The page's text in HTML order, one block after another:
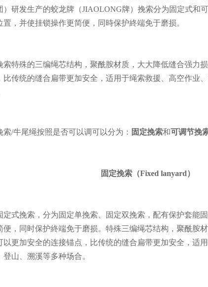
）研发生产的蛟龙牌（JIAOLONG牌）挽索分为固定式和
置，并使挂锁操作更简便，同時保护終端免于磨损。
殊的三编绳芯结构，聚酰胺材质，大大降低缝合强力
比传统的缝合扁带更加安全，适用于绳索救援、高空作业
牛尾绳按照是否可以调可以分为： 固定挽索和可调节挽
固定挽索（Fixed lanyard）
挽索，分为固定单挽索、固定双挽索，配有保护套能
便，同时保护終端免于磨损。特殊三编绳芯结构，聚酰胺
以更加安全的连接锚点，比传统的缝合扁带更加安全，适
登山、溯溪等多种场合。